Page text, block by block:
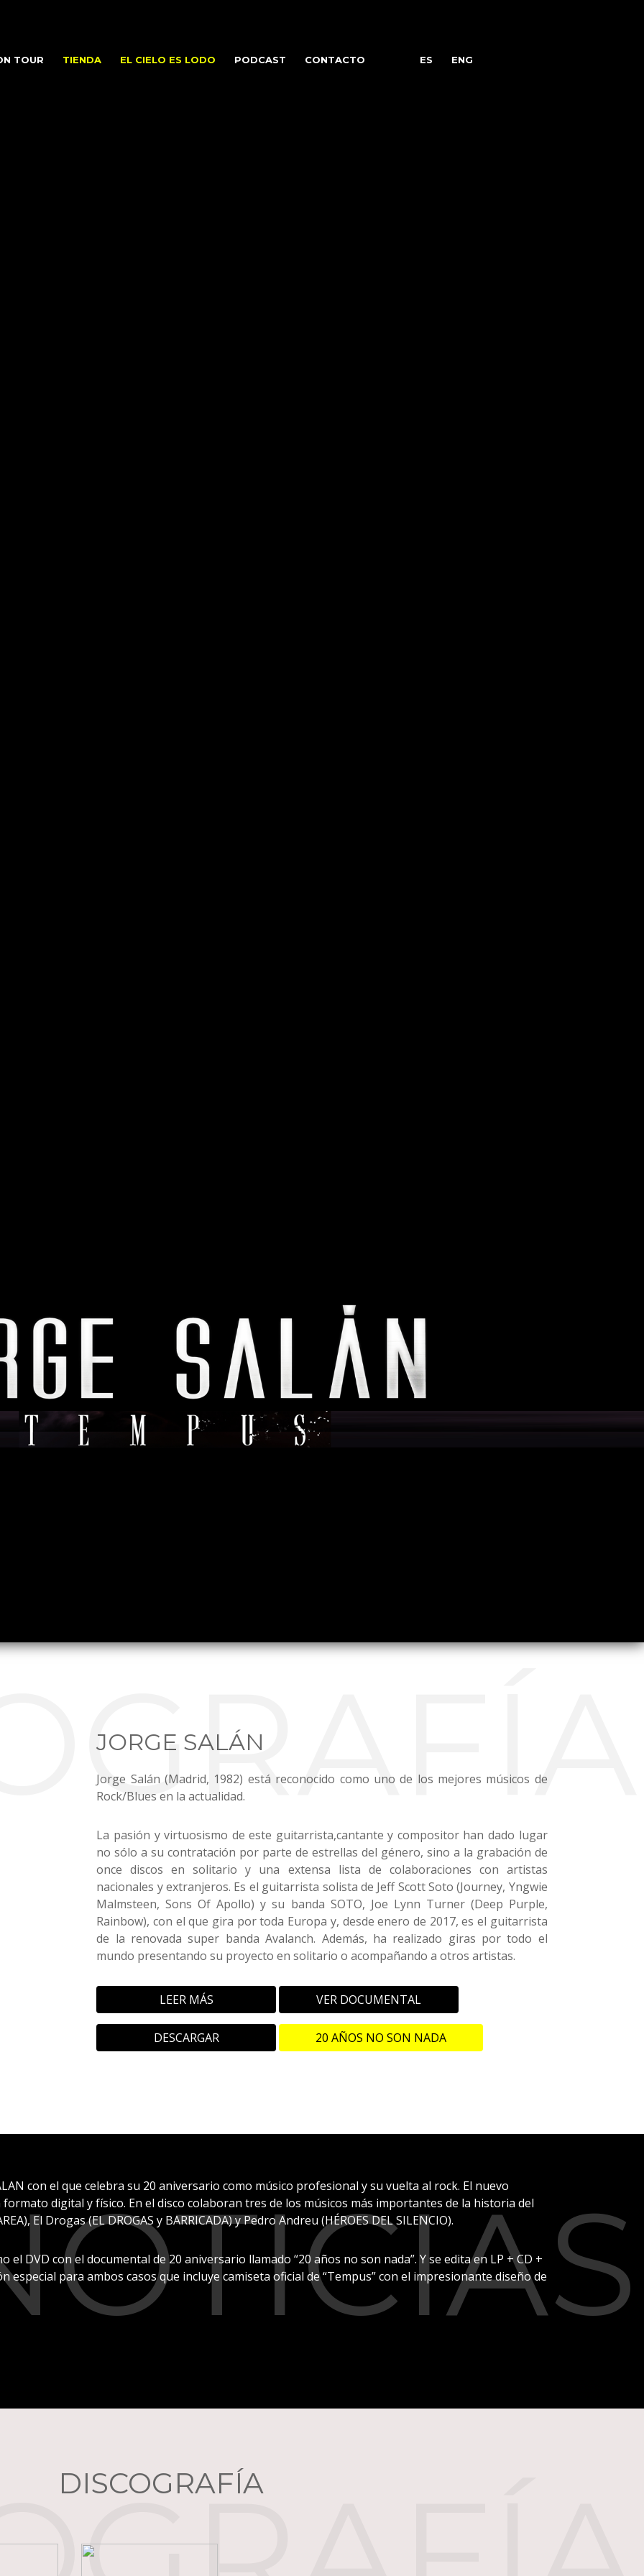
TOUR TIENDA EL CIELO ES LODO PODCAST CONTACTO ES ENG
JORGE SALÁN
Jorge Salán (Madrid, 1982) está reconocido como uno de los mejores músicos de
Rock/Blues en la actualidad.
La pasión y virtuosismo de este guitarrista,cantante y compositor han dado lugar
no sólo a su contratación por parte de estrellas del género, sino a la grabación de
once discos en solitario y una extensa lista de colaboraciones con artistas
nacionales y extranjeros. Es el guitarrista solista de Jeff Scott Soto (Journey, Yngwie
Malmsteen, Sons Of Apollo) y su banda SOTO, Joe Lynn Turner (Deep Purple,
Rainbow), con el que gira por toda Europa y, desde enero de 2017, es el guitarrista
de la renovada super banda Avalanch. Además, ha realizado giras por todo el
mundo presentando su proyecto en solitario o acompañando a otros artistas.
LEER MÁS VER DOCUMENTAL
DESCARGAR 20 AÑOS NO SON NADA
con el que celebra su 20 aniversario como músico profesional y su vuelta al rock. El nuevo
digital y físico. En el disco colaboran tres de los músicos más importantes de la historia del
El Drogas (EL DROGAS y BARRICADA) y Pedro Andreu (HÉROES DEL SILENCIO).
el DVD con el documental de 20 aniversario llamado “20 años no son nada”. Y se edita en LP + CD +
especial para ambos casos que incluye camiseta oficial de “Tempus” con el impresionante diseño de
DISCOGRAFÍA